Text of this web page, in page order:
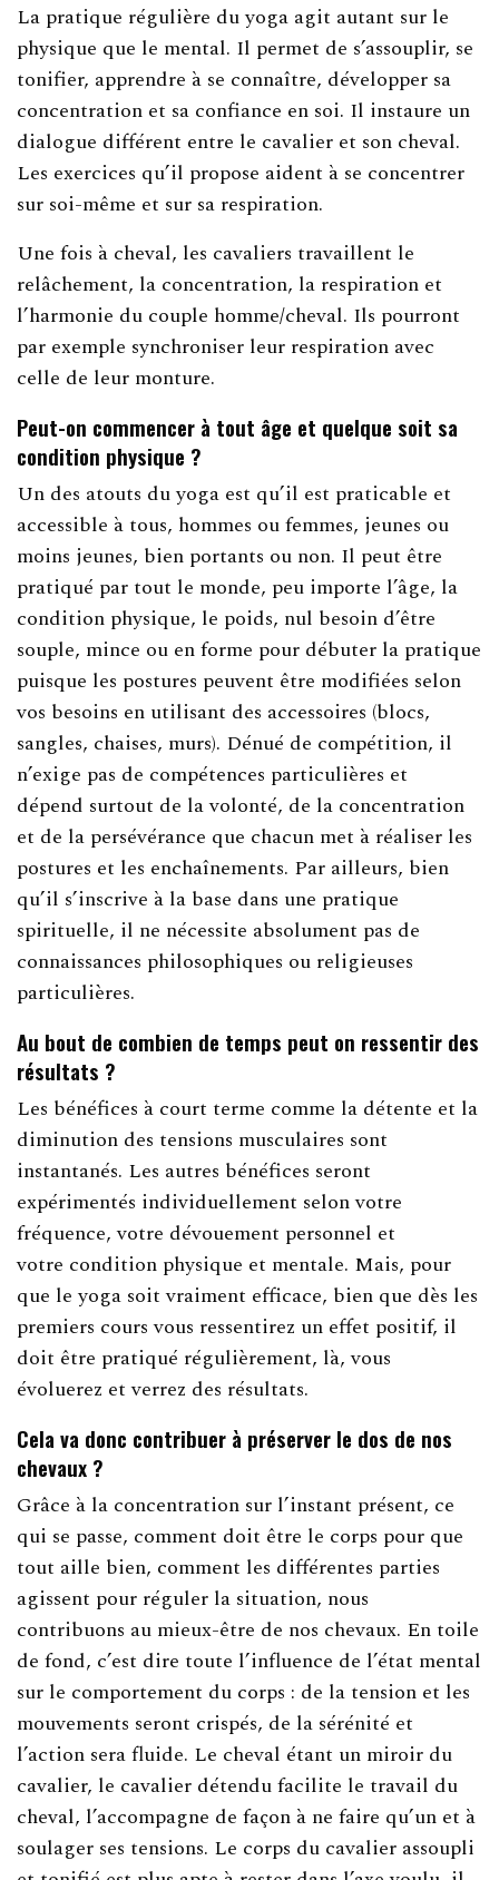
La pratique régulière du yoga agit autant sur le
physique que le mental. Il permet de s’assouplir, se
tonifier, apprendre à se connaître, développer sa
concentration et sa confiance en soi. Il instaure un
dialogue différent entre le cavalier et son cheval.
Les exercices qu’il propose aident à se concentrer
sur soi-même et sur sa respiration.
Une fois à cheval, les cavaliers travaillent le
relâchement, la concentration, la respiration et
l’harmonie du couple homme/cheval. Ils pourront
par exemple synchroniser leur respiration avec
celle de leur monture.
Peut-on commencer à tout âge et quelque soit sa
condition physique ?
Un des atouts du yoga est qu’il est praticable et
accessible à tous, hommes ou femmes, jeunes ou
moins jeunes, bien portants ou non. Il peut être
pratiqué par tout le monde, peu importe l’âge, la
condition physique, le poids, nul besoin d’être
souple, mince ou en forme pour débuter la pratique
puisque les postures peuvent être modifiées selon
vos besoins en utilisant des accessoires (blocs,
sangles, chaises, murs). Dénué de compétition, il
n’exige pas de compétences particulières et
dépend surtout de la volonté, de la concentration
et de la persévérance que chacun met à réaliser les
postures et les enchaînements. Par ailleurs, bien
qu’il s’inscrive à la base dans une pratique
spirituelle, il ne nécessite absolument pas de
connaissances philosophiques ou religieuses
particulières.
Au bout de combien de temps peut on ressentir des
résultats ?
Les bénéfices à court terme comme la détente et la
diminution des tensions musculaires sont
instantanés. Les autres bénéfices seront
expérimentés individuellement selon votre
fréquence, votre dévouement personnel et
votre condition physique et mentale. Mais, pour
que le yoga soit vraiment efficace, bien que dès les
premiers cours vous ressentirez un effet positif, il
doit être pratiqué régulièrement, là, vous
évoluerez et verrez des résultats.
Cela va donc contribuer à préserver le dos de nos
chevaux ?
Grâce à la concentration sur l’instant présent, ce
qui se passe, comment doit être le corps pour que
tout aille bien, comment les différentes parties
agissent pour réguler la situation, nous
contribuons au mieux-être de nos chevaux. En toile
de fond, c’est dire toute l’influence de l’état mental
sur le comportement du corps : de la tension et les
mouvements seront crispés, de la sérénité et
l’action sera fluide. Le cheval étant un miroir du
cavalier, le cavalier détendu facilite le travail du
cheval, l’accompagne de façon à ne faire qu’un et à
soulager ses tensions. Le corps du cavalier assoupli